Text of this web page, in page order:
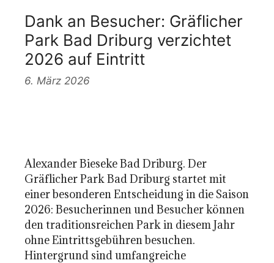
Dank an Besucher: Gräflicher
Park Bad Driburg verzichtet
2026 auf Eintritt
6. März 2026
Alexander Bieseke Bad Driburg. Der
Gräflicher Park Bad Driburg startet mit
einer besonderen Entscheidung in die Saison
2026: Besucherinnen und Besucher können
den traditionsreichen Park in diesem Jahr
ohne Eintrittsgebühren besuchen.
Hintergrund sind umfangreiche